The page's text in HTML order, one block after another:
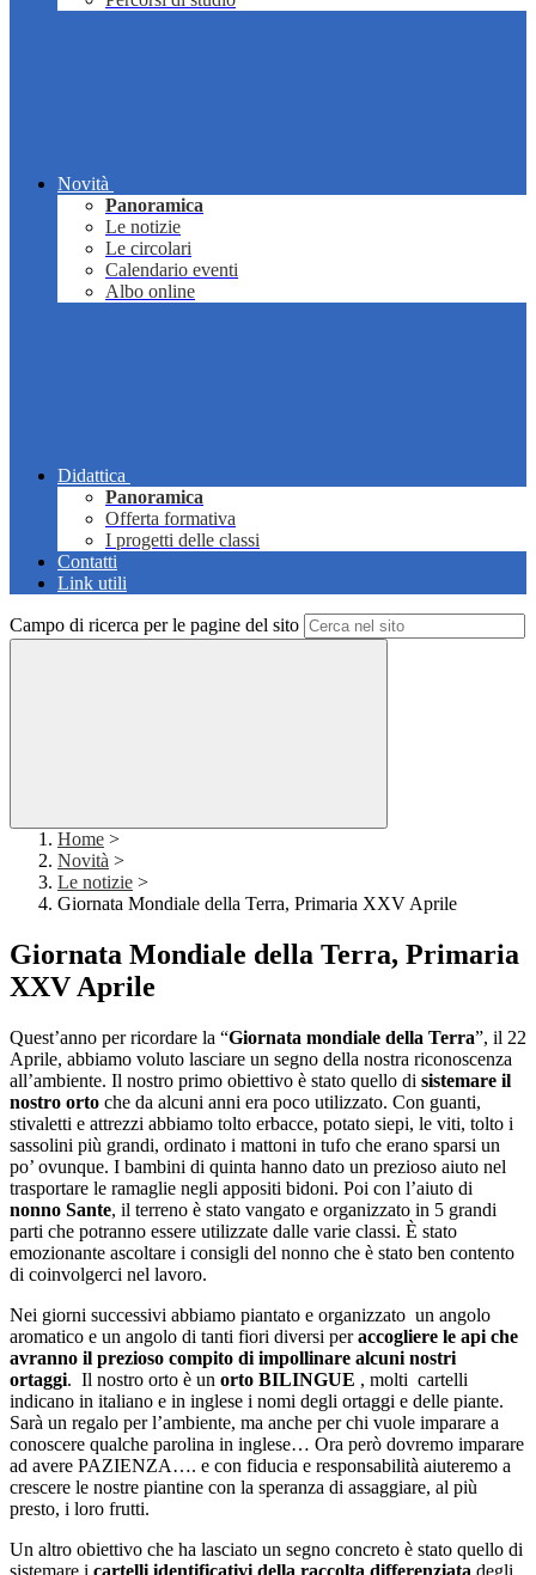
Novità
Panoramica
Le notizie
Le circolari
Calendario eventi
Albo online
Didattica
Panoramica
Offerta formativa
I progetti delle classi
Contatti
Link utili
Campo di ricerca per le pagine del sito
Home >
Novità >
Le notizie >
Giornata Mondiale della Terra, Primaria XXV Aprile
Giornata Mondiale della Terra, Primaria
XXV Aprile
Quest’anno per ricordare la “Giornata mondiale della Terra”, il 22
Aprile, abbiamo voluto lasciare un segno della nostra riconoscenza
all’ambiente. Il nostro primo obiettivo è stato quello di sistemare il
nostro orto che da alcuni anni era poco utilizzato. Con guanti,
stivaletti e attrezzi abbiamo tolto erbacce, potato siepi, le viti, tolto i
sassolini più grandi, ordinato i mattoni in tufo che erano sparsi un
po’ ovunque. I bambini di quinta hanno dato un prezioso aiuto nel
trasportare le ramaglie negli appositi bidoni. Poi con l’aiuto di
nonno Sante, il terreno è stato vangato e organizzato in 5 grandi
parti che potranno essere utilizzate dalle varie classi. È stato
emozionante ascoltare i consigli del nonno che è stato ben contento
di coinvolgerci nel lavoro.
Nei giorni successivi abbiamo piantato e organizzato un angolo
aromatico e un angolo di tanti fiori diversi peraccogliere le api che
avranno il prezioso compito di impollinare alcuni nostri
ortaggi. Il nostro orto è un orto BILINGUE , molti cartelli
indicano in italiano e in inglese i nomi degli ortaggi e delle piante.
Sarà un regalo per l’ambiente, ma anche per chi vuole imparare a
conoscere qualche parolina in inglese… Ora però dovremo imparare
ad avere PAZIENZA…. e con fiducia e responsabilità aiuteremo a
crescere le nostre piantine con la speranza di assaggiare, al più
presto, i loro frutti.
Un altro obiettivo che ha lasciato un segno concreto è stato quello di